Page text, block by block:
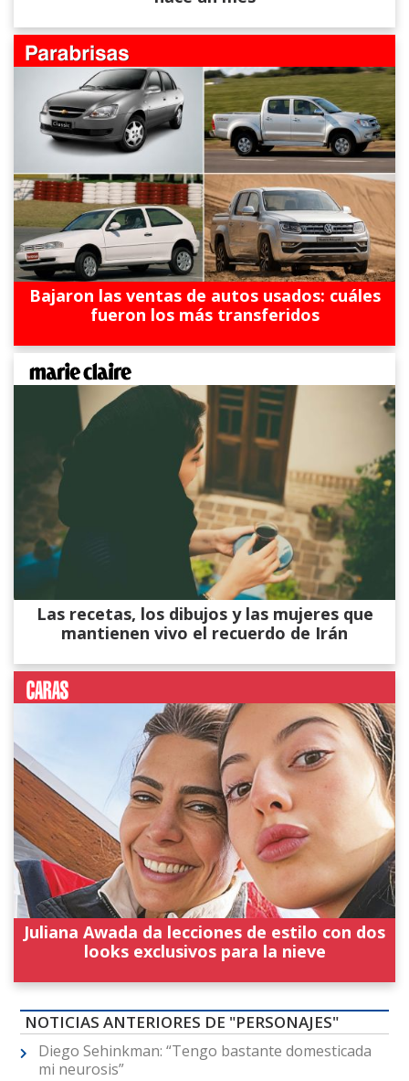
Bajaron las ventas de autos usados: cuáles
fueron los más transferidos
Las recetas, los dibujos y las mujeres que
mantienen vivo el recuerdo de Irán
Juliana Awada da lecciones de estilo con dos
looks exclusivos para la nieve
NOTICIAS ANTERIORES DE "PERSONAJES"
Diego Sehinkman: “Tengo bastante domesticada
mi neurosis”